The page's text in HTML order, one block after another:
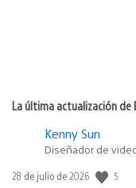
La última actualización
Kenny Sun
Diseñador de
Fecha
28 de julio de 2026 5